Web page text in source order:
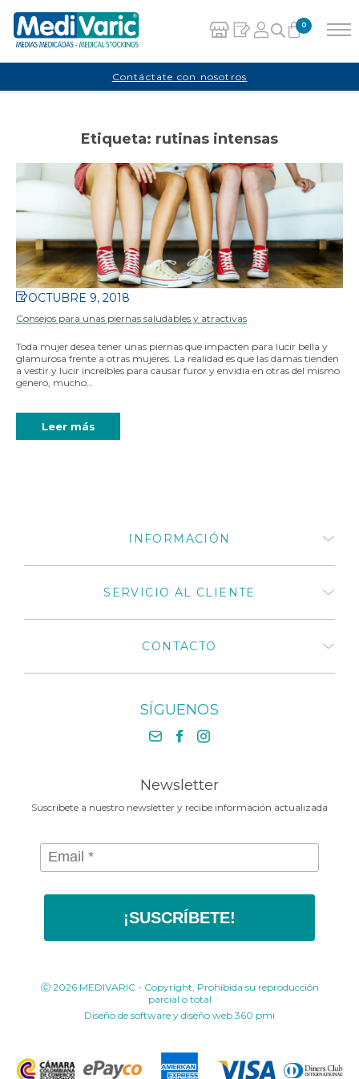
0
Carrito
Contáctate con nosotros
Etiqueta: rutinas intensas
OCTUBRE 9, 2018
Consejos para unas piernas saludables y atractivas
Toda mujer desea tener unas piernas que impacten para lucir bella y
glamurosa frente a otras mujeres. La realidad es que las damas tienden
a vestir y lucir increíbles para causar furor y envidia en otras del mismo
género, mucho…
Leer más
INFORMACIÓN
Quiénes somos
Políticas de privacidad
devoluciones 2025
El cuidado que tu cuerpo
Bogotá 2025
SERVICIO AL CLIENTE
Preguntas frecuentes
Mis compras
Medivaric en Colombia
Contáctenos
CONTACTO
+57 1 430 3030
+57 318 675 8664
SÍGUENOS
Newsletter
Suscríbete a nuestro newsletter y recibe información actualizada
¡SUSCRÍBETE!
Ⓒ 2026 MEDIVARIC - Copyright, Prohibida su reproducción
parcial o total
Diseño de software y diseño web 360 pmi